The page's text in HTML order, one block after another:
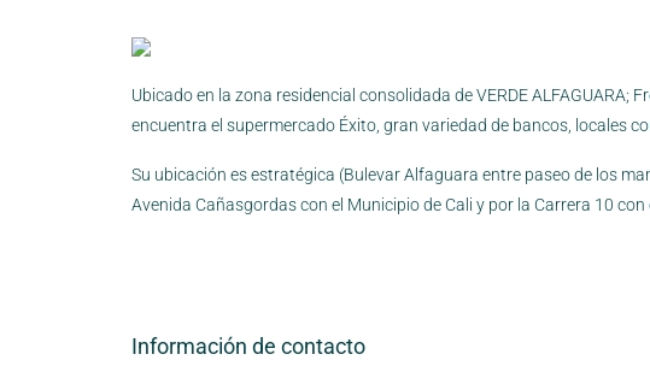
Ubicado en la zona residencial consolidada de VERDE
encuentra el supermercado Éxito, gran variedad de bancos, locales
Su ubicación es estratégica (Bulevar Alfaguara entre paseo de los
Avenida Cañasgordas con el Municipio de Cali y por la Carrera 10
Información de contacto